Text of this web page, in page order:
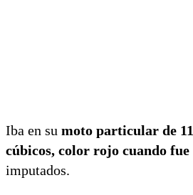
Iba en su moto particular de
cúbicos, color rojo cuando fue
imputados.